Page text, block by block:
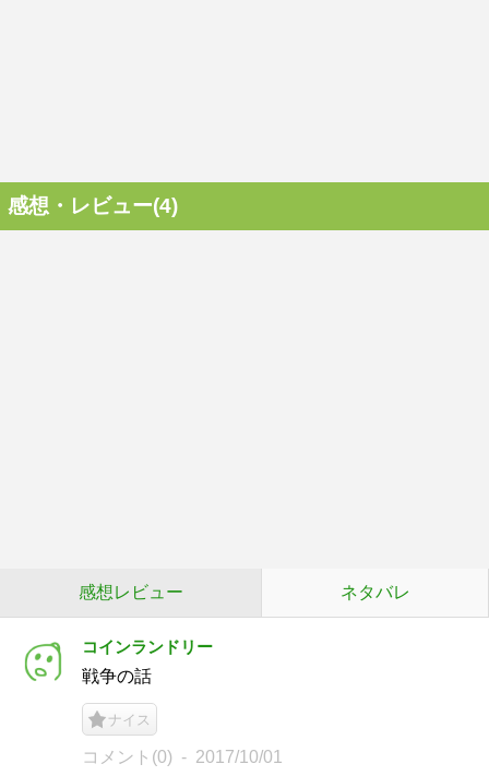
感想・レビュー(4)
感想レビュー ネタバレ
コインランドリー
戦争の話
ナイス
コメント(0) 2017/10/01